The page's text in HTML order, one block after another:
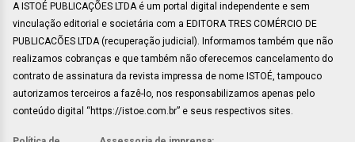
A ISTOÉ PUBLICAÇÕES LTDA é um portal digital independente e sem
vinculação editorial e societária com a EDITORA TRES COMÉRCIO DE
PUBLICACÕES LTDA (recuperação judicial). Informamos também que não
realizamos cobranças e que também não oferecemos cancelamento do
contrato de assinatura da revista impressa de nome ISTOÉ, tampouco
autorizamos terceiros a fazê-lo, nos responsabilizamos apenas pelo
conteúdo digital “https://istoe.com.br” e seus respectivos sites.